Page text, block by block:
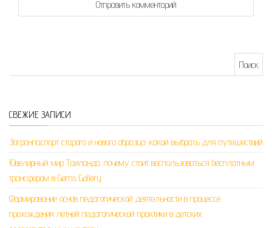
СВЕЖИЕ ЗАПИСИ
Загранпаспорт старого и нового образца: какой выбрать для путешествий
Ювелирный мир Таиланда: почему стоит воспользоваться бесплатным
трансфером в Gems Gallery
Формирование основ педагогической деятельности в процессе
прохождения летней педагогической практики в детских